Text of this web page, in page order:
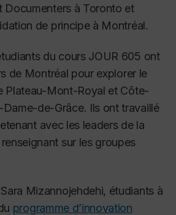
Documenters à Toronto et
de principe à Montréal.
du cours JOUR 605 ont
de Montréal pour explorer le
Plateau-Mont-Royal et Côte-
de-Grâce. Ils ont travaillé
avec les leaders de la
sur les groupes
Mizannojehdehi, étudiants à
programme d’innovation